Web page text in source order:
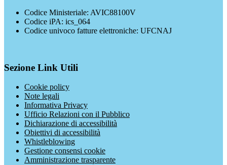
Codice Ministeriale: AVIC88100V
Codice iPA: ics_064
Codice univoco fatture elettroniche: UFCNAJ
Sezione Link Utili
Cookie policy
Note legali
Informativa Privacy
Ufficio Relazioni con il Pubblico
Dichiarazione di accessibilità
Obiettivi di accessibilità
Whistleblowing
Gestione consensi cookie
Amministrazione trasparente